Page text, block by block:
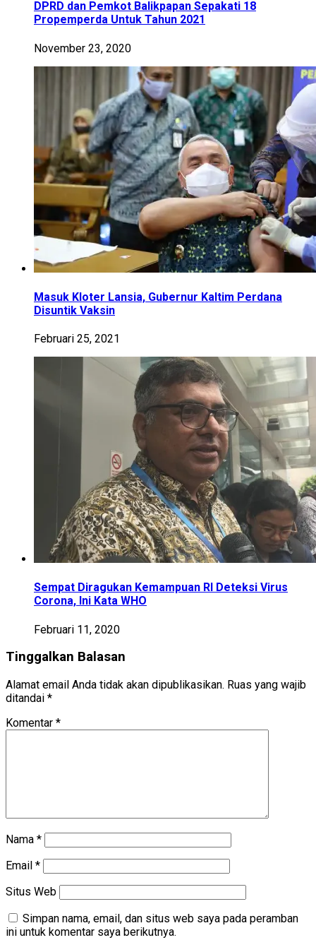
DPRD dan Pemkot Balikpapan Sepakati 18
Propemperda Untuk Tahun 2021
November 23, 2020
Masuk Kloter Lansia, Gubernur Kaltim Perdana
Disuntik Vaksin
Februari 25, 2021
Sempat Diragukan Kemampuan RI Deteksi Virus
Corona, Ini Kata WHO
Februari 11, 2020
Tinggalkan Balasan
Alamat email Anda tidak akan dipublikasikan. Ruas yang wajib
ditandai *
Komentar *
Nama *
Email *
Situs Web
Simpan nama, email, dan situs web saya pada peramban
ini untuk komentar saya berikutnya.